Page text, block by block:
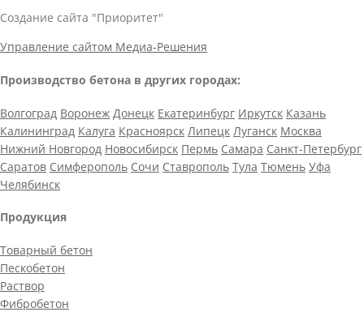
Создание сайта "Приоритет"
Управление сайтом Медиа-Решения
Производство бетона в других городах:
Волгоград Воронеж Донецк Екатеринбург Иркутск Казань
Калининград Калуга Красноярск Липецк Луганск Москва
Нижний Новгород Новосибирск Пермь Самара Санкт-Петербург
Саратов Симферополь Сочи Ставрополь Тула Тюмень Уфа
Челябинск
Продукция
Товарный бетон
Пескобетон
Раствор
Фибробетон